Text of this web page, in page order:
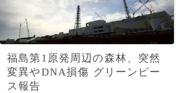
福島第1原発周辺の森林、突然
変異やDNA損傷 グリーンピー
ス報告